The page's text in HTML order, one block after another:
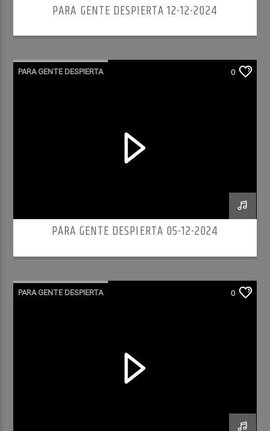
PARA GENTE DESPIERTA 12-12-2024
PARA GENTE DESPIERTA 0
PARA GENTE DESPIERTA 05-12-2024
PARA GENTE DESPIERTA 0